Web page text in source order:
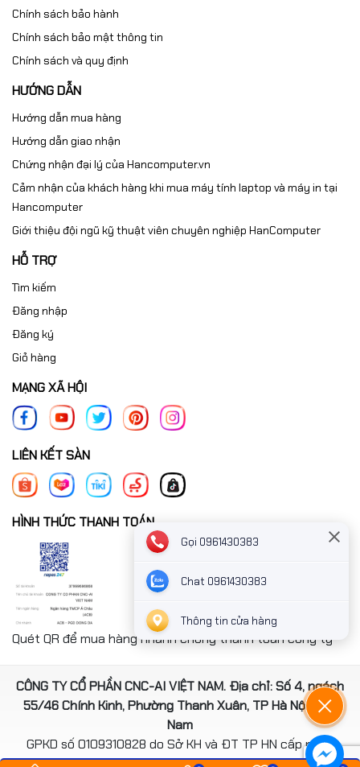
Chính sách bảo hành
Chính sách bảo mật thông tin
Chính sách và quy định
HƯỚNG DẪN
Hướng dẫn mua hàng
Hướng dẫn giao nhận
Chứng nhận đại lý của Hancomputer.vn
Cảm nhận của khách hàng khi mua máy tính laptop và máy in tại
Hancomputer
Giới thiệu đội ngũ kỹ thuật viên chuyên nghiệp HanComputer
HỖ TRỢ
Tìm kiếm
Đăng nhập
Đăng ký
Giỏ hàng
MẠNG XÃ HỘI
LIÊN KẾT SÀN
HÌNH THỨC THANH TOÁN
Quét QR để mua hàng nhanh chóng thanh toán công ty
CÔNG TY CỔ PHẦN CNC-AI VIỆT NAM. Địa chỉ: Số 4, ngách
55/46 Chính Kinh, Phường Thanh Xuân, TP Hà Nội, Việt
Nam
GPKD số 0109310828 do Sở KH và ĐT TP HN cấp ngày
14/08/2020
Gọi 0961430383
Chat 0961430383
Thông tin cửa hàng